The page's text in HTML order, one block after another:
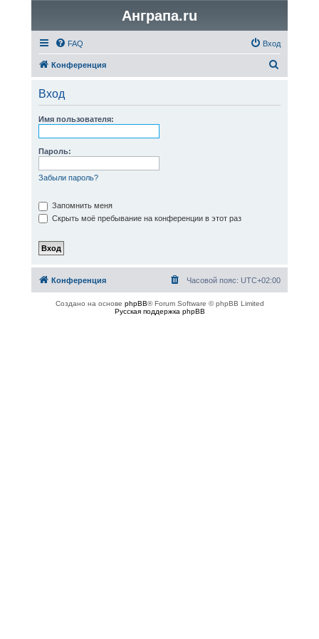
Анграпа.ru
FAQ Вход
Конференция
Вход
Имя пользователя:
Пароль:
Забыли пароль?
Запомнить меня
Скрыть моё пребывание на конференции в этот раз
Конференция Часовой пояс: UTC+02:00
Создано на основе phpBB® Forum Software © phpBB Limited
Русская поддержка phpBB